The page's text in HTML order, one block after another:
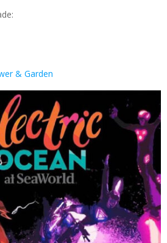
& Garden